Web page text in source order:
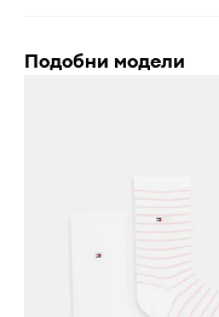
Подобни модели